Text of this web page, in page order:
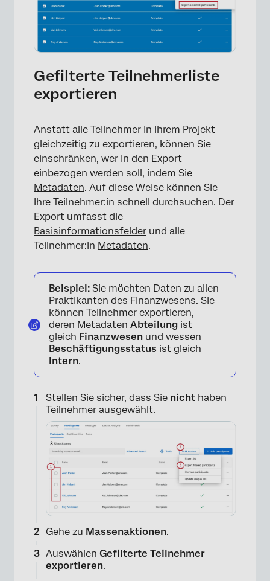
Gefilterte Teilnehmerliste
exportieren
Anstatt alle Teilnehmer in Ihrem Projekt
gleichzeitig zu exportieren, können Sie
einschränken, wer in den Export
einbezogen werden soll, indem Sie
Metadaten. Auf diese Weise können Sie
Ihre Teilnehmer:in schnell durchsuchen. Der
Export umfasst die
Basisinformationsfelder und alle
Teilnehmer:in Metadaten.
Beispiel: Sie möchten Daten zu allen
Praktikanten des Finanzwesens. Sie
können Teilnehmer exportieren,
deren Metadaten Abteilung ist
gleich Finanzwesen und wessen
Beschäftigungsstatus ist gleich
Intern.
Stellen Sie sicher, dass Sie nicht haben
Teilnehmer ausgewählt.
Gehe zu Massenaktionen.
Auswählen Gefilterte Teilnehmer
exportieren.